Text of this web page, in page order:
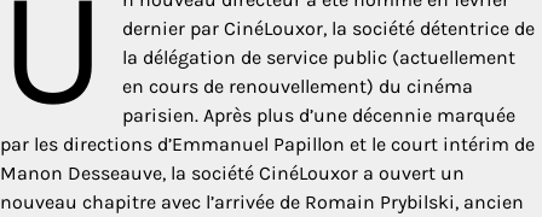
U
dernier par CinéLouxor, la société détentrice de
la délégation de service public (actuellement
en cours de renouvellement) du cinéma
parisien. Après plus d’une décennie marquée
par les directions d’Emmanuel Papillon et le court intérim de
Manon Desseauve, la société CinéLouxor a ouvert un
nouveau chapitre avec l’arrivée de Romain Prybilski, ancien